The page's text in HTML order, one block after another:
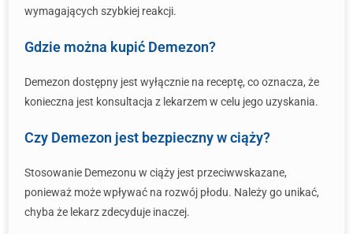
wymagających szybkiej reakcji.
Gdzie można kupić Demezon?
Demezon dostępny jest wyłącznie na receptę, co oznacza, że
konieczna jest konsultacja z lekarzem w celu jego uzyskania.
Czy Demezon jest bezpieczny w ciąży?
Stosowanie Demezonu w ciąży jest przeciwwskazane,
ponieważ może wpływać na rozwój płodu. Należy go unikać,
chyba że lekarz zdecyduje inaczej.